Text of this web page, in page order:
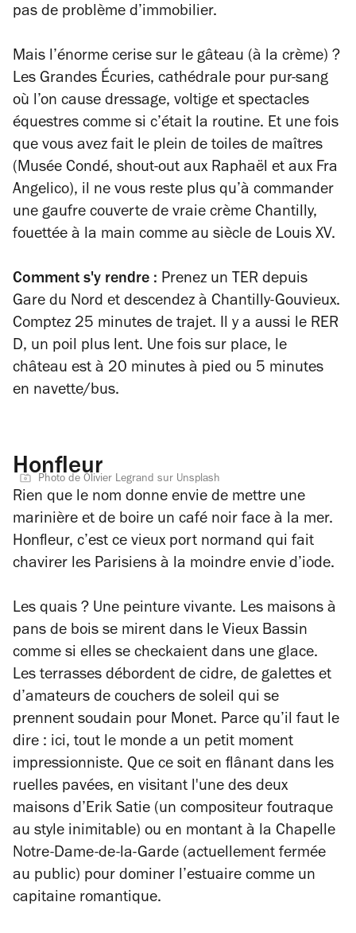
pas de problème d’immobilier.
Mais l’énorme cerise sur le gâteau (à la crème) ?
Les Grandes Écuries, cathédrale pour pur-sang
où l’on cause dressage, voltige et spectacles
équestres comme si c’était la routine. Et une fois
que vous avez fait le plein de toiles de maîtres
(Musée Condé, shout-out aux Raphaël et aux Fra
Angelico), il ne vous reste plus qu’à commander
une gaufre couverte de vraie crème Chantilly,
fouettée à la main comme au siècle de Louis XV.
Comment s'y rendre : Prenez un TER depuis
Gare du Nord et descendez à Chantilly-Gouvieux.
Comptez 25 minutes de trajet. Il y a aussi le RER
D, un poil plus lent. Une fois sur place, le
château est à 20 minutes à pied ou 5 minutes
en navette/bus.
Honfleur
Photo de Olivier Legrand sur Unsplash
Rien que le nom donne envie de mettre une
marinière et de boire un café noir face à la mer.
Honfleur, c’est ce vieux port normand qui fait
chavirer les Parisiens à la moindre envie d’iode.
Les quais ? Une peinture vivante. Les maisons à
pans de bois se mirent dans le Vieux Bassin
comme si elles se checkaient dans une glace.
Les terrasses débordent de cidre, de galettes et
d’amateurs de couchers de soleil qui se
prennent soudain pour Monet. Parce qu’il faut le
dire : ici, tout le monde a un petit moment
impressionniste. Que ce soit en flânant dans les
ruelles pavées, en visitant l'une des deux
maisons d’Erik Satie (un compositeur foutraque
au style inimitable) ou en montant à la Chapelle
Notre-Dame-de-la-Garde (actuellement fermée
au public) pour dominer l’estuaire comme un
capitaine romantique.